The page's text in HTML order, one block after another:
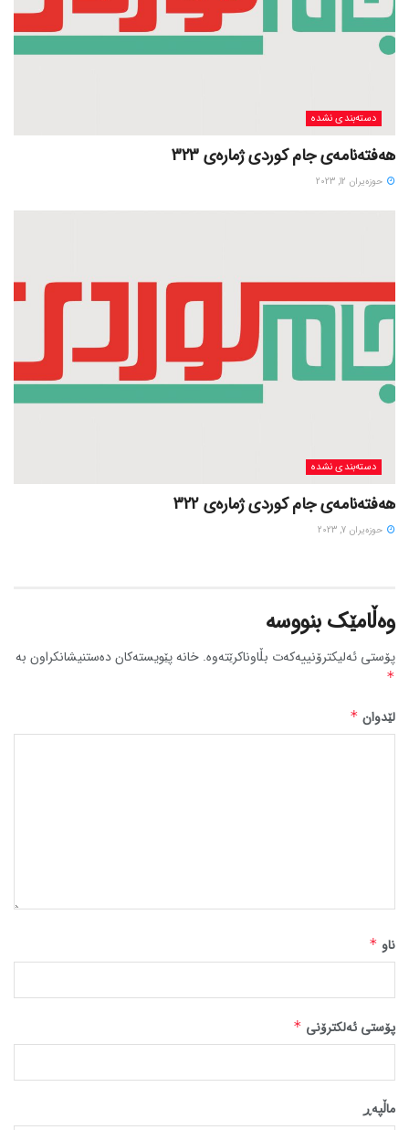
دسته‌بندی نشده
هەفتەنامەی جام کوردی ژمارەی 323
حوزه‌یران 12, 2023
دسته‌بندی نشده
هەفتەنامەی جام کوردی ژمارەی 322
حوزه‌یران 7, 2023
وەڵامێک بنووسە
پۆستی ئەلیکترۆنییەکەت بڵاوناکرێتەوە. خانە پێویستەکان دەستنیشانکراون بە
*
لێدوان *
ناو *
پۆستی ئەلکترۆنی *
ماڵپه‌ڕ